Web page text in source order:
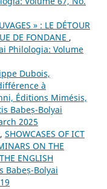
» : LE DÉTOUR
DE FONDANE ,
Philologia: Volume
Dubois,
à
Éditions Mimésis,
Babeș-Bolyai
2025
SHOWCASES OF ICT
ON THE
ENGLISH
Babeș-Bolyai